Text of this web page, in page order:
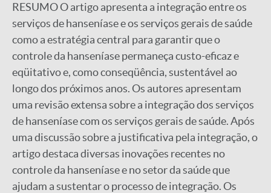
RESUMO O artigo apresenta a integração entre os
serviços de hanseníase e os serviços gerais de saúde
como a estratégia central para garantir que o
controle da hanseníase permaneça custo-eficaz e
eqüitativo e, como conseqüência, sustentável ao
longo dos próximos anos. Os autores apresentam
uma revisão extensa sobre a integração dos serviços
de hanseníase com os serviços gerais de saúde. Após
uma discussão sobre a justificativa pela integração, o
artigo destaca diversas inovações recentes no
controle da hanseníase e no setor da saúde que
ajudam a sustentar o processo de integração. Os